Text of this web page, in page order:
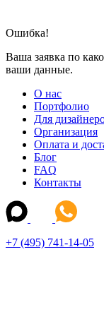
Ошибка!
Ваша заявка по
ваши данные.
О нас
Портфолио
Для
Организация
Оплата и
Блог
FAQ
Контакты
+7 (495) 741-14-05